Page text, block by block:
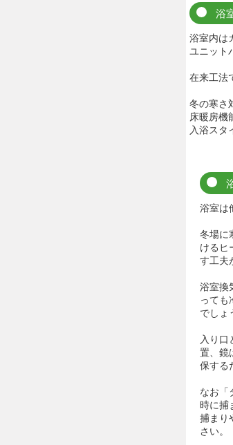
浴
浴室内は
ユニット
在来工法
冬の寒さ
床暖房機
入浴スタ
浴室は
冬場に
けるヒ
す工夫
浴室換
っても
でしょ
入り
置、鏡
保する
なお「
時に捕
捕まり
さい。